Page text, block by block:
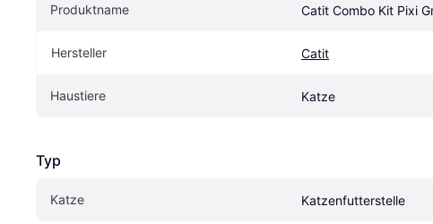
Produktname Catit Combo Kit Pixi
Hersteller Catit
Haustiere Katze
Typ
Katze Katzenfutterstelle